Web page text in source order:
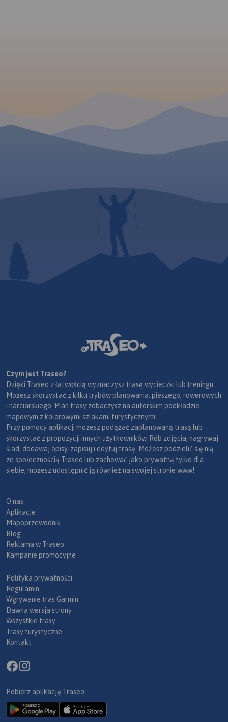
Czym jest Traseo?
Dzięki Traseo z łatwością wyznaczysz trasę wycieczki lub treningu.
Możesz skorzystać z kilku trybów planowania: pieszego, rowerowych
i narciarskiego. Plan trasy zobaczysz na autorskim podkładzie
mapowym z kolorowymi szlakami turystycznymi.
Przy pomocy aplikacji możesz podążać zaplanowaną trasą lub
skorzystać z propozycji innych użytkowników. Rób zdjęcia, nagrywaj
ślad, dodawaj opisy, zapisuj i edytuj trasę. Możesz podzielić się nią
ze społecznością Traseo lub zachować jako prywatną tylko dla
siebie, możesz udostępnić ją również na swojej stronie www!
O nas
Aplikacje
Mapoprzewodnik
Blog
Reklama w Traseo
Kampanie promocyjne
Polityka prywatności
Regulamin
Wgrywanie tras Garmin
Dawna wersja strony
Wszystkie trasy
Trasy turystyczne
Kontakt
Pobierz aplikację Traseo: